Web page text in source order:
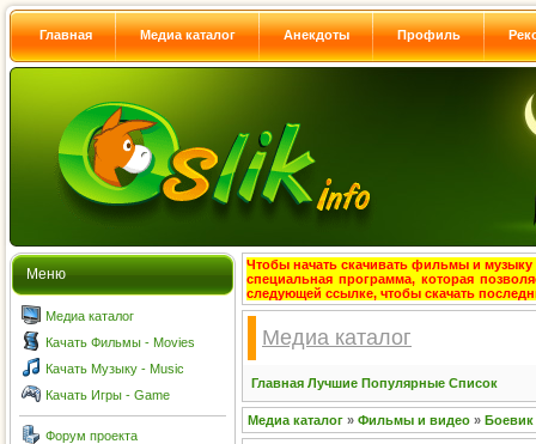
Главная Медиа каталог Анекдоты Профиль
Меню
Медиа каталог
Качать Фильмы - Movies
Качать Музыку - Music
Качать Игры - Game
Форум проекта
Чтобы начать скачивать фильмы и музыку
специальная программа, которая
следующей ссылке, чтобы скачать
Медиа каталог
Главная Лучшие Популярные Список
Медиа каталог » Фильмы и видео » Боевик